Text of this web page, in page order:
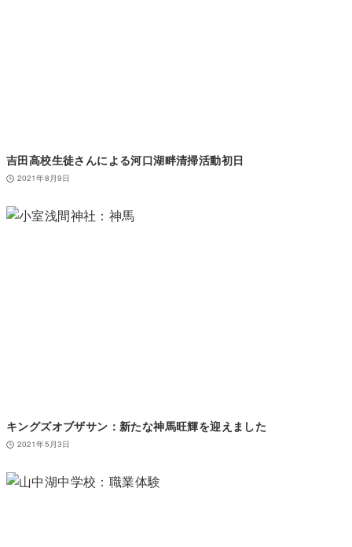
吉田高校生徒さんによる河口湖畔清掃活動初日
2021年8月9日
キングズオブザサン：新たな神馬旺輝を迎えました
2021年5月3日